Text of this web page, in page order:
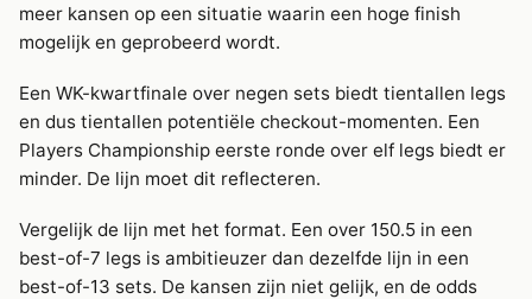
meer kansen op een situatie waarin een hoge finish
mogelijk en geprobeerd wordt.
Een WK-kwartfinale over negen sets biedt tientallen legs
en dus tientallen potentiële checkout-momenten. Een
Players Championship eerste ronde over elf legs biedt er
minder. De lijn moet dit reflecteren.
Vergelijk de lijn met het format. Een over 150.5 in een
best-of-7 legs is ambitieuzer dan dezelfde lijn in een
best-of-13 sets. De kansen zijn niet gelijk, en de odds